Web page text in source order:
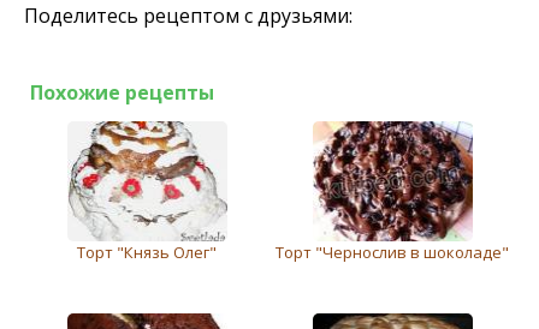
Поделитесь рецептом с друзьями:
Похожие рецепты
Торт "Князь Олег" Торт "Чернослив в шоколаде"